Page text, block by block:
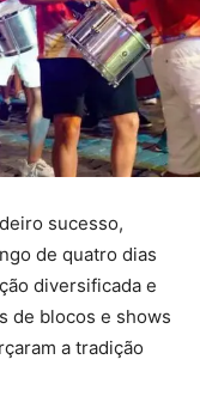
sucesso,
de quatro dias
diversificada e
de blocos e shows
a tradição